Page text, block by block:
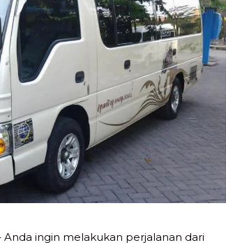
Anda ingin melakukan perjalanan dari